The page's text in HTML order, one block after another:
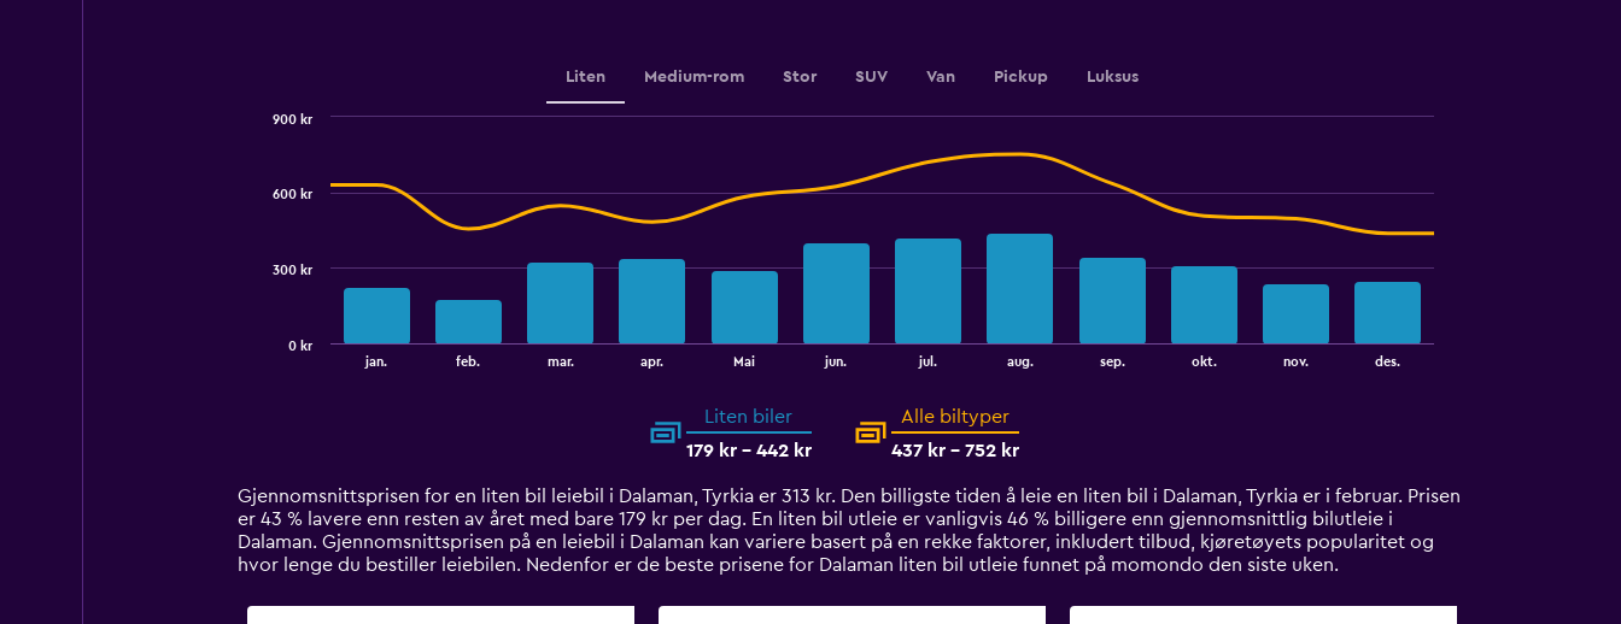
Liten Medium-rom Stor SUV Van Pickup Luksus
14
categories.
The
chart
1
jan. feb. mar. apr. Mai jun. jul. aug. sep. okt. nov. des.
0 kr
300 kr
600 kr
900 kr
Liten biler
179 kr - 442 kr
Alle biltyper
437 kr - 752 kr
Gjennomsnittsprisen for en liten bil leiebil i Dalaman, Tyrkia er 313 kr. Den billigste tiden å leie en liten bil i Dalaman, Tyrkia er i februar. Prisen
er 43 % lavere enn resten av året med bare 179 kr per dag. En liten bil utleie er vanligvis 46 % billigere enn gjennomsnittlig bilutleie i
Dalaman. Gjennomsnittsprisen på en leiebil i Dalaman kan variere basert på en rekke faktorer, inkludert tilbud, kjøretøyets popularitet og
hvor lenge du bestiller leiebilen. Nedenfor er de beste prisene for Dalaman liten bil utleie funnet på momondo den siste uken.